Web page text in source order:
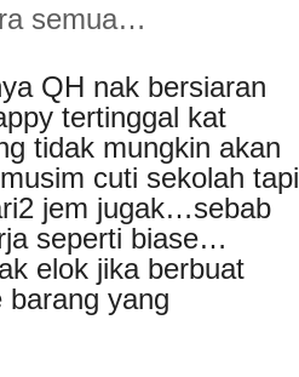
semua…
QH nak bersiaran
tertinggal kat
tidak mungkin akan
cuti sekolah tapi
jem jugak…sebab
seperti biase…
elok jika berbuat
yang